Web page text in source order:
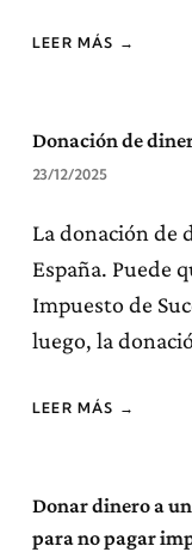
LEER MÁS →
Donación de
23/12/2025
La donación de
España. Puede
Impuesto de
luego, la
LEER MÁS →
Donar dinero a
para no pagar